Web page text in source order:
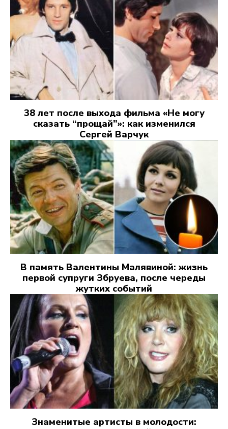
38 лет после выхода фильма «Не могу
сказать “прощай”»: как изменился
Сергей Варчук
В память Валентины Малявиной: жизнь
первой супруги Збруева, после череды
жутких событий
Знаменитые артисты в молодости: